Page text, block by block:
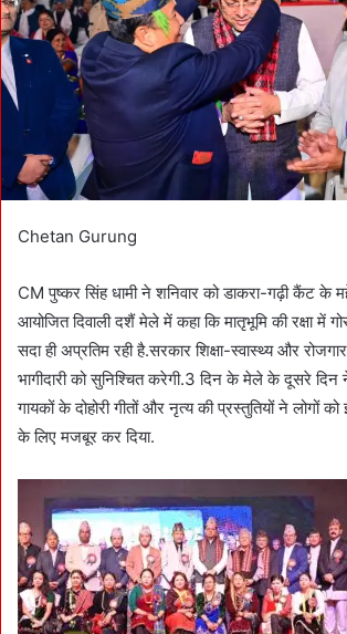
m
a
l
Chetan Gurung
CM पुष्कर सिंह धामी ने शनिवार को डाकरा-गढ़ी कैंट के
आयोजित दिवाली दशैं मेले में कहा कि मातृभूमि की रक्षा में
सदा ही अप्रतिम रही है.सरकार शिक्षा-स्वास्थ्य और
भागीदारी को सुनिश्चित करेगी.3 दिन के मेले के दूसरे
गायकों के दोहोरी गीतों और नृत्य की प्रस्तुतियों ने
के लिए मजबूर कर दिया.